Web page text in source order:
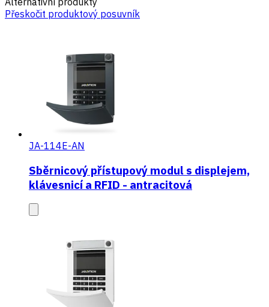
Přeskočit produktový posuvník
JA-114E-AN
Sběrnicový přístupový modul s displejem,
klávesnicí a RFID - antracitová